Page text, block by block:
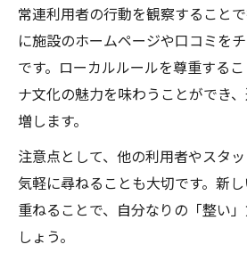
常連利用者の行動を観察すること
に施設のホームページや口コミを
です。ローカルルールを尊重する
ナ文化の魅力を味わうことができ
増します。
注意点として、他の利用者やスタ
気軽に尋ねることも大切です。新
重ねることで、自分なりの「整い
しょう。